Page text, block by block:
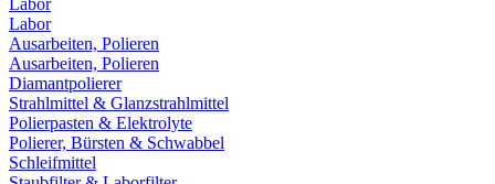
Labor
Labor
Ausarbeiten, Polieren
Ausarbeiten, Polieren
Diamantpolierer
Strahlmittel & Glanzstrahlmittel
Polierpasten & Elektrolyte
Polierer, Bürsten & Schwabbel
Schleifmittel